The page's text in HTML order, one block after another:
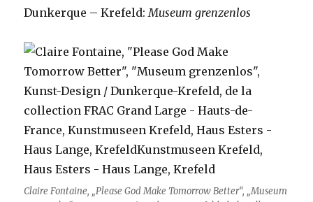
Dunkerque – Krefeld: Museum grenzenlos
Claire Fontaine, „Please God Make Tomorrow Better“, „Museum